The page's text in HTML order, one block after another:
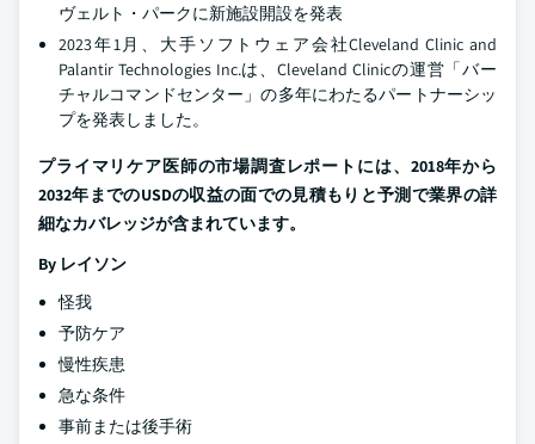
ヴェルト・パークに新施設開設を発表
2023年1月、大手ソフトウェア会社Cleveland Clinic and
Palantir Technologies Inc.は、Cleveland Clinicの運営「バー
チャルコマンドセンター」の多年にわたるパートナーシッ
プを発表しました。
プライマリケア医師の市場調査レポートには、2018年から
2032年までのUSDの収益の面での見積もりと予測で業界の詳
細なカバレッジが含まれています。
By レイソン
怪我
予防ケア
慢性疾患
急な条件
事前または後手術